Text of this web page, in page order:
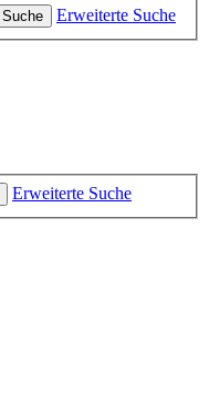
Suche
Erweiterte Suche
Erweiterte Suche